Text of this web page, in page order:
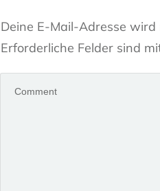
Deine E-Mail-Adresse
Erforderliche Felder sind